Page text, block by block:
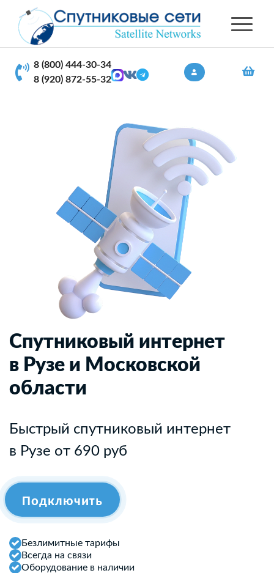
8 (800) 444-30-34
8 (920) 872-55-32
Спутниковый интернет
в Рузе и Московской
области
Быстрый спутниковый интернет
в Рузе от 690 руб
Подключить
Безлимитные тарифы
Всегда на связи
Оборудование в наличии